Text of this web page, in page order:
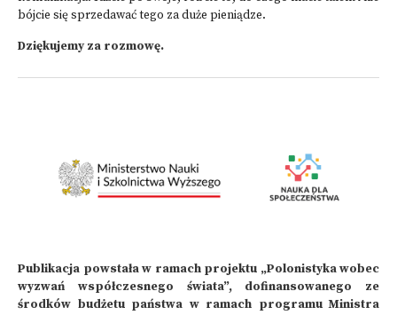
bójcie się sprzedawać tego za duże pieniądze.
Dziękujemy za rozmowę.
Publikacja powstała w ramach projektu „Polonistyka wobec
wyzwań współczesnego świata”, dofinansowanego ze
środków budżetu państwa w ramach programu Ministra